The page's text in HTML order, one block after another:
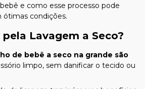
e como esse processo pode
condições.
Lavagem a Seco?
de bebê a seco na grande são
limpo, sem danificar o tecido ou